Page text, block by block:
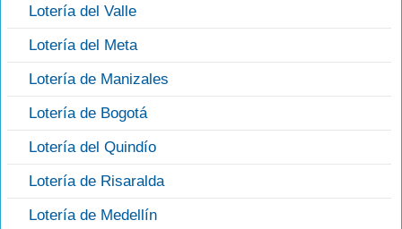
Lotería del Valle
Lotería del Meta
Lotería de Manizales
Lotería de Bogotá
Lotería del Quindío
Lotería de Risaralda
Lotería de Medellín